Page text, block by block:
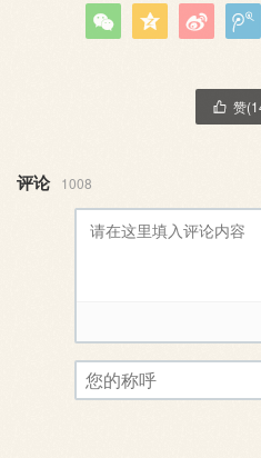
   
 赞(
评论 1008
评论审核已启用。您